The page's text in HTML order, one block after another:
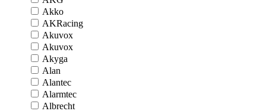
Akko
AKRacing
Akuvox
Akuvox
Akyga
Alan
Alantec
Alarmtec
Albrecht